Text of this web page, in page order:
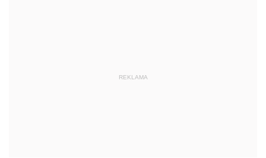
REKLAMA